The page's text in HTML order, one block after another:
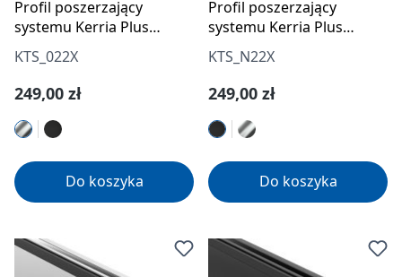
Profil poszerzający
systemu Kerria Plus
przyścienny
KTS_022X
Cena regularna:
249,00 zł
Do koszyka
Profil poszerzający
systemu Kerria Plus
przyścienny
KTS_N22X
Cena regularna:
249,00 zł
Do koszyka